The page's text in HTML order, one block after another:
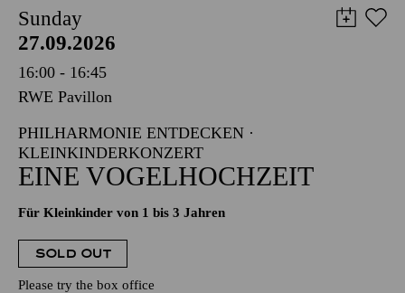
Sunday
27.09.2026
16:00 - 16:45
RWE Pavillon
PHILHARMONIE ENTDECKEN ·
KLEINKINDERKONZERT
EINE VOGELHOCHZEIT
Für Kleinkinder von 1 bis 3 Jahren
SOLD OUT
Please try the box office